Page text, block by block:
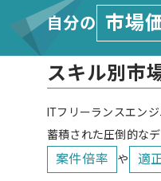
自分の 市場
スキル別市
ITフリーランスエン
蓄積された圧倒的な
案件倍率 や 適